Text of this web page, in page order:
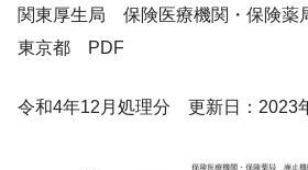
関東厚生局 保険医療機関・保険
東京都 PDF
令和4年12月処理分 更新日：2023